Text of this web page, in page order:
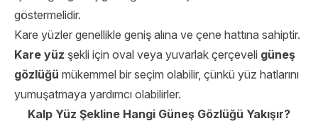
göstermelidir.
Kare yüzler genellikle geniş alına ve çene hattına sahiptir.
Kare yüz şekli için oval veya yuvarlak çerçeveli güneş
gözlüğü mükemmel bir seçim olabilir, çünkü yüz hatlarını
yumuşatmaya yardımcı olabilirler.
Kalp Yüz Şekline Hangi Güneş Gözlüğü Yakışır?